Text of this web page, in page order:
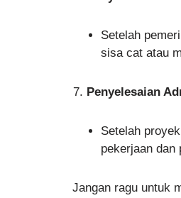
Setelah
sisa cat atau
Penyelesaian
Setelah
pekerjaan dan
Jangan ragu untuk